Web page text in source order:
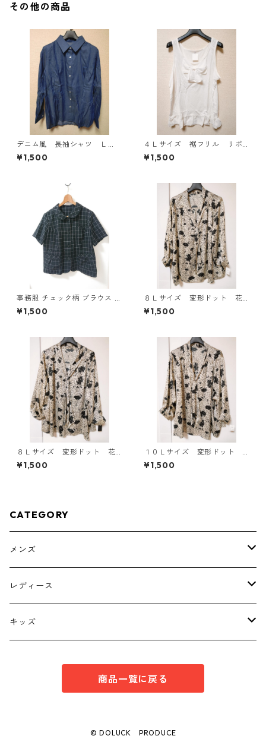
その他の商品
デニム風 長袖シャツ Ｌ
Ｌ ブルー KAE-4801
¥1,500
４Ｌサイズ 裾フリル リボ
ン付きタンクトップ オフホ
ワイト KAE-4780
¥1,500
事務服 チェック柄 ブラウス 3
L ブラック ◆KIY-1298◆
¥1,500
８Ｌサイズ 変形ドット 花
柄 ボウタイブラウス オフ
ホワイト KAE-4767
¥1,500
８Ｌサイズ 変形ドット 花
柄 ボウタイブラウス オフ
ホワイト KAE-4770
¥1,500
１０Ｌサイズ 変形ドット
花柄 ボウタイブラウス オ
フホワイト KAE-4775
¥1,500
CATEGORY
メンズ
トップス
ボトムス
レディース
トップス
キッズ
商品一覧に戻る
© DOLUCK PRODUCE